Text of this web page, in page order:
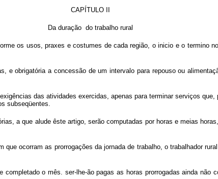
CAPÍTULO II
Da duração do trabalho rural
os usos, praxes e costumes de cada região, o inicio e o termino
e obrigatória a concessão de um intervalo para repouso ou
das atividades exercidas, apenas para terminar serviços
subseqüentes.
a que alude êste artigo, serão computadas por horas e meias
ocorram as prorrogações da jornada de trabalho, o trabalhador
o mês. ser-lhe-ão pagas as horas prorrogadas ainda